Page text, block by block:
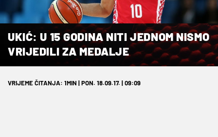
UKIĆ: U 15 GODINA NITI JEDNOM NISMO
VRIJEDILI ZA MEDALJE
VRIJEME ČITANJA: 1MIN | PON. 18.09.17. | 09:09